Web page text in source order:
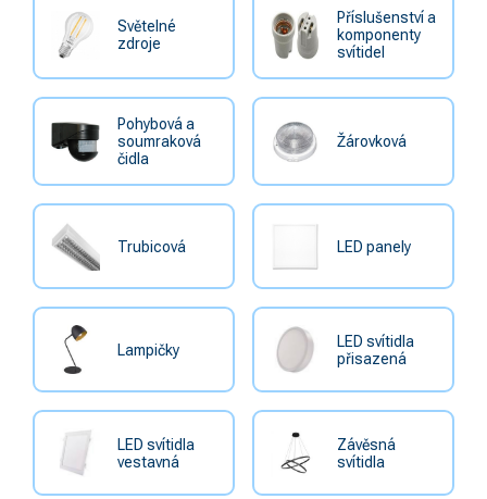
Světelné
zdroje
Příslušenství a
komponenty
svítidel
Pohybová a
soumraková
čidla
Žárovková
Trubicová LED panely
Lampičky
LED svítidla
přisazená
LED svítidla
vestavná
Závěsná
svítidla